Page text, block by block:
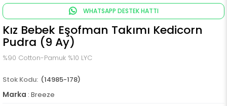
WHATSAPP DESTEK HATTI
Kız Bebek Eşofman Takımı Kedicorn
Pudra (9 Ay)
%90 Cotton-Pamuk %10 LYC
(14985-178)
Marka : Breeze